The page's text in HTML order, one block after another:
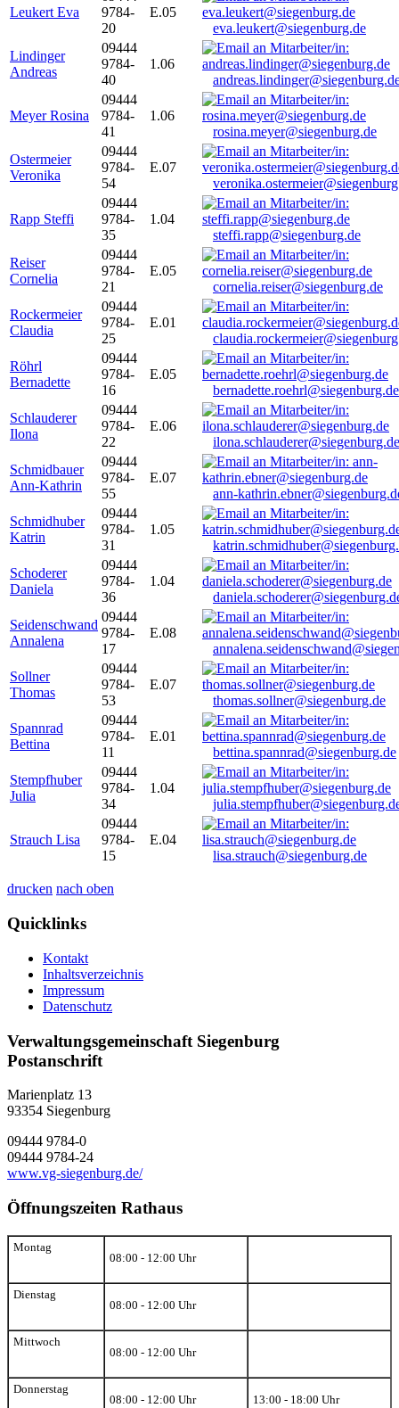
Leukert Eva
9784-
20
E.05
eva.leukert@siegenburg.de
Lindinger
Andreas
09444
9784-
40
1.06
Meyer Rosina
09444
9784-
41
1.06
rosina.meyer@siegenburg.de
Ostermeier
Veronika
09444
9784-
54
E.07
Rapp Steffi
09444
9784-
35
1.04
steffi.rapp@siegenburg.de
Reiser
Cornelia
09444
9784-
21
E.05
cornelia.reiser@siegenburg.de
Rockermeier
Claudia
09444
9784-
25
E.01
Röhrl
Bernadette
09444
9784-
16
E.05
bernadette.roehrl@siegenburg.de
Schlauderer
Ilona
09444
9784-
22
E.06
ilona.schlauderer@siegenburg.de
Schmidbauer
Ann-Kathrin
09444
9784-
55
E.07
ann-
Schmidhuber
Katrin
09444
9784-
31
1.05
Schoderer
Daniela
09444
9784-
36
1.04
Seidenschwand
Annalena
09444
9784-
17
E.08
Sollner
Thomas
09444
9784-
53
E.07
thomas.sollner@siegenburg.de
Spannrad
Bettina
09444
9784-
11
E.01
bettina.spannrad@siegenburg.de
Stempfhuber
Julia
09444
9784-
34
1.04
Strauch Lisa
09444
9784-
15
E.04
lisa.strauch@siegenburg.de
drucken nach oben
Quicklinks
Kontakt
Inhaltsverzeichnis
Impressum
Datenschutz
Verwaltungsgemeinschaft Siegenburg
Postanschrift
Marienplatz 13
93354 Siegenburg
09444 9784-0
09444 9784-24
www.vg-siegenburg.de/
Öffnungszeiten Rathaus
Montag
08:00 - 12:00 Uhr
Dienstag
08:00 - 12:00 Uhr
Mittwoch
08:00 - 12:00 Uhr
Donnerstag
08:00 - 12:00 Uhr
13:00 - 18:00 Uhr